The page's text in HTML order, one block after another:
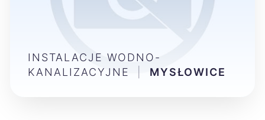
INSTALACJE WODNO-
KANALIZACYJNE
MYSŁOWICE